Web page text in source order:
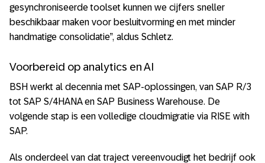
gesynchroniseerde toolset kunnen we cijfers sneller
beschikbaar maken voor besluitvorming en met minder
handmatige consolidatie”, aldus Schletz.
Voorbereid op analytics en AI
BSH werkt al decennia met SAP-oplossingen, van SAP R/3
tot SAP S/4HANA en SAP Business Warehouse. De
volgende stap is een volledige cloudmigratie via RISE with
SAP.
Als onderdeel van dat traject vereenvoudigt het bedrijf ook